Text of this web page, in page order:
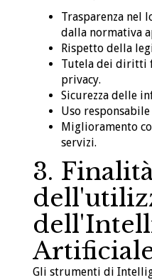
Trasparenza nel
dalla normativa
Rispetto della
Tutela dei diritti
privacy.
Sicurezza delle
Uso
Miglioramento
servizi.
3.
Gli strumenti di